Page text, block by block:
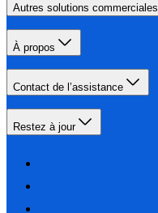
Autres solutions commerciales
À propos
Contact de l’assistance
Restez à jour